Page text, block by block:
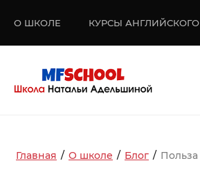
О ШКОЛЕ КУРСЫ АНГЛИЙСКОГО
Главная / О школе / Блог / Польза